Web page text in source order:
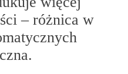
– różnica w